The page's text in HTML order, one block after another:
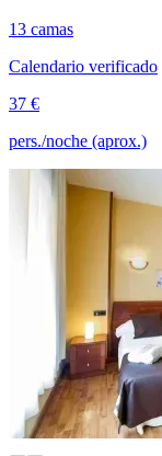
13 camas
Calendario verificado
37 €
pers./noche (aprox.)